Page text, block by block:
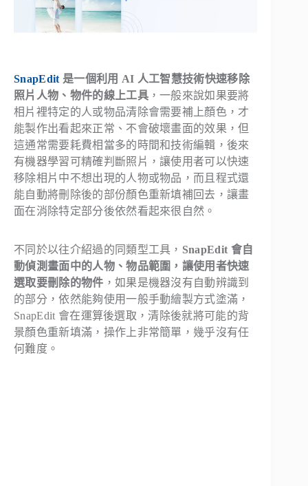
SnapEdit 是一個利用 AI 人工智慧技術快速移除
照片人物、物件的線上工具，一般來說如果要將
相片裡特定的人或物品清除會需要補上顏色，才
能製作出看起來正常、不會破壞畫面的效果，但
這通常需要耗費相當多的時間和技術編輯，後來
有機器學習可精確判斷照片，讓使用者可以快速
移除相片中不想出現的人物或物品，而且程式還
能自動將刪除後的部份顏色重新填補回去，讓畫
面在消除特定部分後依然看起來很自然。
不同於以往介紹過的同類型工具， SnapEdit 會自
動偵測畫面中的人物、物品範圍，讓使用者快速
選取要刪除的物件 ，如果是機器沒有自動辨識到
的部分，依然能夠使用一般手動繪製方式塗滿，
SnapEdit 會在運算後選取，清除後就將可能的背
景顏色重新填滿，操作上非常簡單，幾乎沒有任
何難度。